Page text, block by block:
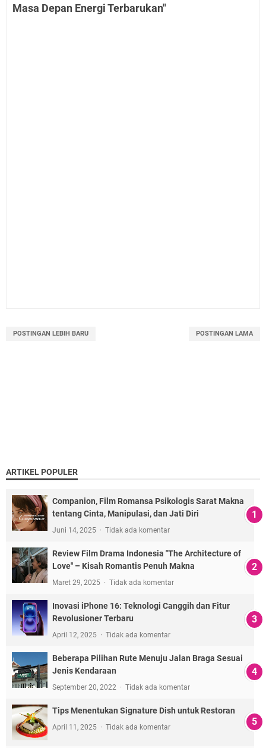
Masa Depan Energi Terbarukan"
POSTINGAN LEBIH BARU POSTINGAN LAMA
ARTIKEL POPULER
Companion, Film Romansa Psikologis Sarat Makna
tentang Cinta, Manipulasi, dan Jati Diri
Juni 14, 2025 Tidak ada komentar
Review Film Drama Indonesia "The Architecture of
Love" – Kisah Romantis Penuh Makna
Maret 29, 2025 Tidak ada komentar
Inovasi iPhone 16: Teknologi Canggih dan Fitur
Revolusioner Terbaru
April 12, 2025 Tidak ada komentar
Beberapa Pilihan Rute Menuju Jalan Braga Sesuai
Jenis Kendaraan
September 20, 2022 Tidak ada komentar
Tips Menentukan Signature Dish untuk Restoran
April 11, 2025 Tidak ada komentar